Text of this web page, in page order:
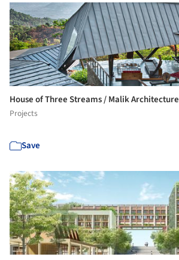
House of Three Streams / Malik Architecture
Projects
Save